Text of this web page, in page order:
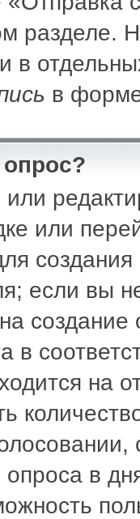
разделе.
в
в
или
если вы
в
на
в